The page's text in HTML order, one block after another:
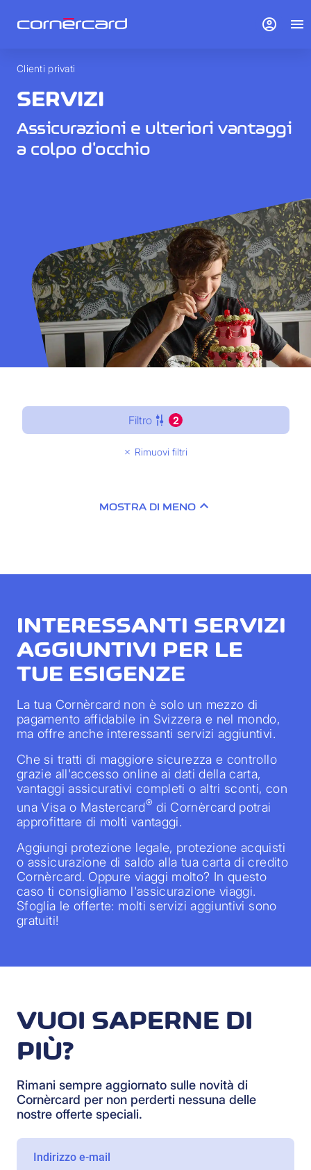
Clienti privati
SERVIZI
Assicurazioni e ulteriori vantaggi
a colpo d'occhio
Filtro 2
Rimuovi filtri
MOSTRA DI MENO
INTERESSANTI SERVIZI
AGGIUNTIVI PER LE
TUE ESIGENZE
La tua Cornèrcard non è solo un mezzo di
pagamento affidabile in Svizzera e nel mondo,
ma offre anche interessanti servizi aggiuntivi.
Che si tratti di maggiore sicurezza e controllo
grazie all'accesso online ai dati della carta,
vantaggi assicurativi completi o altri sconti, con
una Visa o Mastercard® di Cornèrcard potrai
approfittare di molti vantaggi.
Aggiungi protezione legale, protezione acquisti
o assicurazione di saldo alla tua carta di credito
Cornèrcard. Oppure viaggi molto? In questo
caso ti consigliamo l'assicurazione viaggi.
Sfoglia le offerte: molti servizi aggiuntivi sono
gratuiti!
VUOI SAPERNE DI
PIÙ?
Rimani sempre aggiornato sulle novità di
Cornèrcard per non perderti nessuna delle
nostre offerte speciali.
account_circle menu